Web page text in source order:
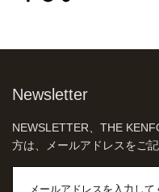
Newsletter
NEWSLETTER、THE
方は、メールアドレスをご